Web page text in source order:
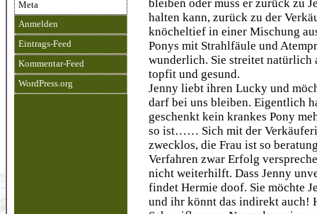
Meta
Anmelden
Eintrags-Feed
Kommentar-Feed
WordPress.org
bleiben oder muss er zurück zu
halten kann, zurück zu der
knöcheltief in einer Mischung
Ponys mit Strahlfäule und
wunderlich. Sie streitet natürlich
topfit und gesund.
Jenny liebt ihren Lucky und
darf bei uns bleiben. Eigentlich
geschenkt kein krankes Pony
so ist…… Sich mit der
zwecklos, die Frau ist so
Verfahren zwar Erfolg
nicht weiterhilft. Dass Jenny
findet Hermie doof. Sie möchte
und ihr könnt das indirekt auch!